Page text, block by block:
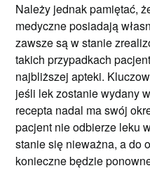
Należy jednak pamiętać,
medyczne posiadają
zawsze są w stanie
takich przypadkach
najbliższej apteki.
jeśli lek zostanie wydany
recepta nadal ma swój
pacjent nie odbierze leku
stanie się nieważna, a do
konieczne będzie